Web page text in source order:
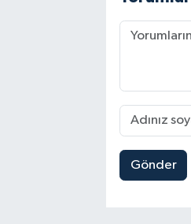
Gönder